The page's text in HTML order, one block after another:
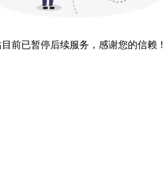
目前已暂停后续服务，感谢您的信赖！